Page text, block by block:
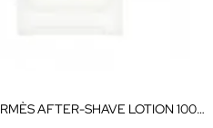
TERRE D'HERMÈS AFTER-SHAVE LOTION 100ML